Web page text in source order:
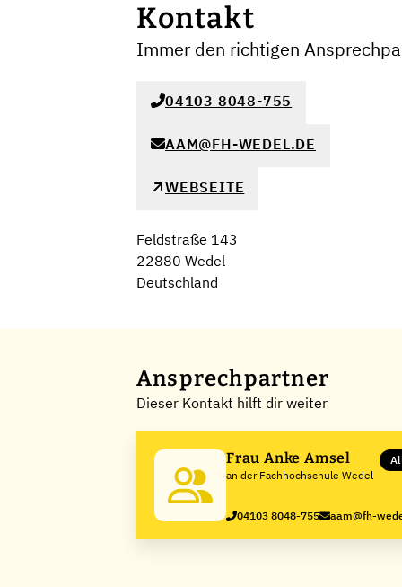
Kontakt
Immer den richtigen
04103 8048-755
AAM@FH-WEDEL.DE
WEBSEITE
Feldstraße 143
22880 Wedel
Deutschland
Ansprechpartner
Dieser Kontakt hilft dir weiter
Frau Anke Amsel
an der Fachhochschule Wedel
04103 8048-755 aam@fh-